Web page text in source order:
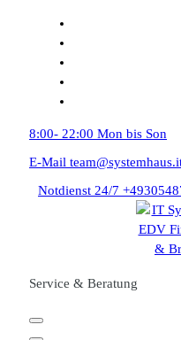
8:00- 22:00 Mon bis Son
E-Mail
Notdienst 24/7
Service & Beratung